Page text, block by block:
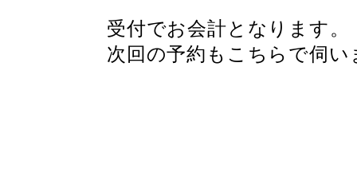
受付でお会計となります。
次回の予約もこちらで伺い